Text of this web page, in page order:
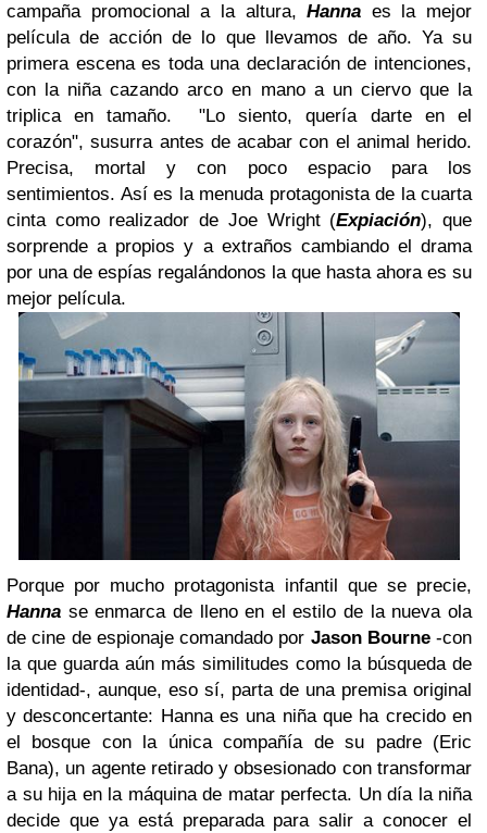
campaña promocional a la altura,Hanna es la mejor
película de acción de lo que llevamos de año. Ya su
primera escena es toda una declaración de intenciones,
con la niña cazando arco en mano a un ciervo que la
triplica en tamaño. "Lo siento, quería darte en el
corazón", susurra antes de acabar con el animal herido.
Precisa, mortal y con poco espacio para los
sentimientos. Así es la menuda protagonista de la cuarta
cinta como realizador de Joe Wright (Expiación), que
sorprende a propios y a extraños cambiando el drama
por una de espías regalándonos la que hasta ahora es su
mejor película.
Porque por mucho protagonista infantil que se precie,
Hanna se enmarca de lleno en el estilo de la nueva ola
de cine de espionaje comandado por Jason Bourne-con
la que guarda aún más similitudes como la búsqueda de
identidad-, aunque, eso sí, parta de una premisa original
y desconcertante: Hanna es una niña que ha crecido en
el bosque con la única compañía de su padre (Eric
Bana), un agente retirado y obsesionado con transformar
a su hija en la máquina de matar perfecta. Un día la niña
decide que ya está preparada para salir a conocer el